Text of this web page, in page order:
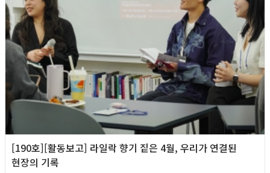
[190호][활동보고] 라일락 향기 짙은 4월, 우리가 연결된
현장의 기록